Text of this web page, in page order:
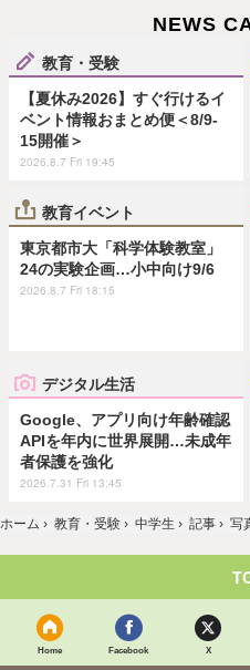
NEWS
教育・受験
【夏休み2026】すぐ行けるイ
ベント情報おまとめ便＜8/9-
15開催＞
2026.8.7 Fri 19:45
教育イベント
東京都市大「科学体験教室」
24の実験企画…小中向け9/6
2026.8.7 Fri 18:15
デジタル生活
Google、アプリ向け年齢確認
APIを年内に世界展開…未成年
者保護を強化
2026.7.31 Fri 13:45
ホーム › 教育・受験 › 中学生 › 記事 › 写
Home Facebook X